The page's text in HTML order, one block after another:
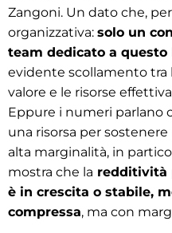
Zangoni. Un dato che,
organizzativa: solo un
team dedicato a questo
evidente scollamento tra
valore e le risorse
Eppure i numeri parlano
una risorsa per
alta marginalità, in
mostra che la redditività
è in crescita o stabile,
compressa, ma con